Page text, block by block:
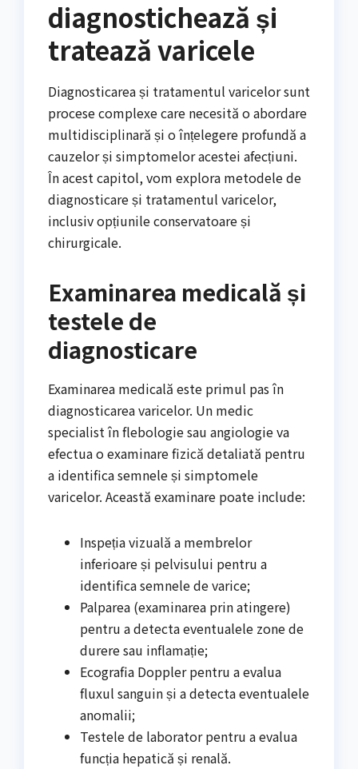
diagnostichează și
tratează varicele
Diagnosticarea și tratamentul varicelor sunt
procese complexe care necesită o abordare
multidisciplinară și o înțelegere profundă a
cauzelor și simptomelor acestei afecțiuni.
În acest capitol, vom explora metodele de
diagnosticare și tratamentul varicelor,
inclusiv opțiunile conservatoare și
chirurgicale.
Examinarea medicală și
testele de
diagnosticare
Examinarea medicală este primul pas în
diagnosticarea varicelor. Un medic
specialist în flebologie sau angiologie va
efectua o examinare fizică detaliată pentru
a identifica semnele și simptomele
varicelor. Această examinare poate include:
Inspeția vizuală a membrelor
inferioare și pelvisului pentru a
identifica semnele de varice;
Palparea (examinarea prin atingere)
pentru a detecta eventualele zone de
durere sau inflamație;
Ecografia Doppler pentru a evalua
fluxul sanguin și a detecta eventualele
anomalii;
Testele de laborator pentru a evalua
funcția hepatică și renală.